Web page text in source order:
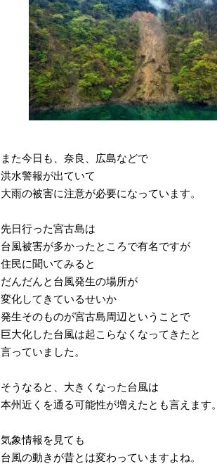
また今日も、奈良、広島などで
洪水警報が出ていて
大雨の被害に注意が必要になっています。
先日行った宮古島は
台風被害が多かったところで有名ですが
住民に聞いてみると
だんだんと台風発生の場所が
変化してきているせいか
発生そのものが宮古島周辺ということで
巨大化した台風は起こらなくなってきたと
言っていました。
そうなると、大きくなった台風は
本州近くを通る可能性が増えたとも言えます。
気象情報を見ても
台風の動きが昔とは変わっていますよね。